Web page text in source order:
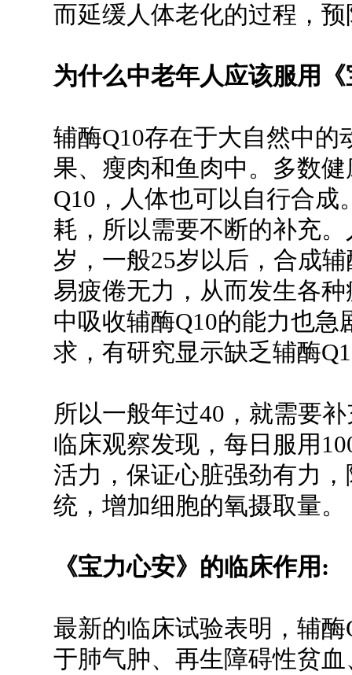
而延缓人体老化的过程，
为什么中老年人应该服用
辅酶Q10存在于大自然中
果、瘦肉和鱼肉中。多数
Q10，人体也可以自行合
耗，所以需要不断的补充
岁，一般25岁以后，合成
易疲倦无力，从而发生各
中吸收辅酶Q10的能力也
求，有研究显示缺乏辅酶
所以一般年过40，就需要
临床观察发现，每日服用
活力，保证心脏强劲有力
统，增加细胞的氧摄取量。
《宝力心安》的临床作用:
最新的临床试验表明，辅
于肺气肿、再生障碍性贫